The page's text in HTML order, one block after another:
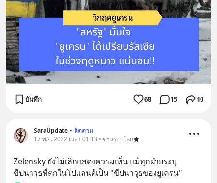
บันทึก 68 15 10
SaraUpdate • ติดตาม
17 พ.ย. 2022 เวลา 01:13 • ข่าวรอบโลก
Zelensky ยังไม่เลิกแสดงความเห็น แม้ทุกฝ่ายระบุ
ขีปนาวุธที่ตกในโปแลนด์เป็น "ขีปนาวุธของยูเครน"